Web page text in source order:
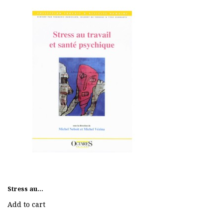
Stress au...
Add to cart